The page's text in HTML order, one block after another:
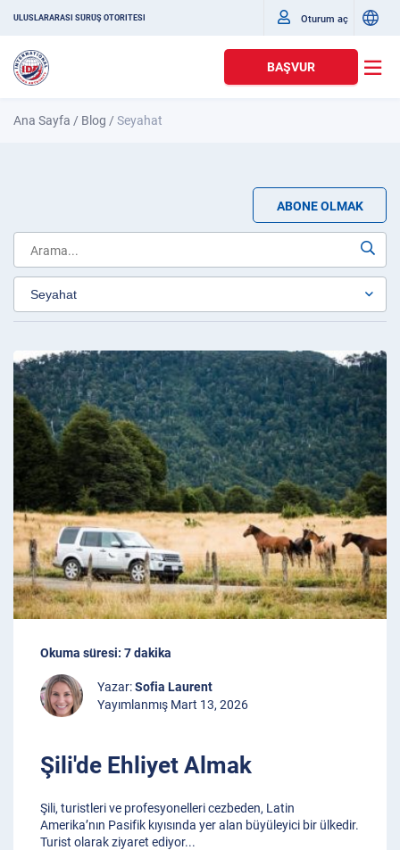
ULUSLARARASI SÜRÜŞ OTORITESI Oturum aç
BAŞVUR
Ana Sayfa / Blog /Seyahat
ABONE OLMAK
Okuma süresi: 7 dakika
Yazar:Sofia Laurent
Yayımlanmış Mart 13, 2026
Şili'de Ehliyet Almak
Şili, turistleri ve profesyonelleri cezbeden, Latin
Amerika’nın Pasifik kıyısında yer alan büyüleyici bir ülkedir.
Turist olarak ziyaret ediyor...